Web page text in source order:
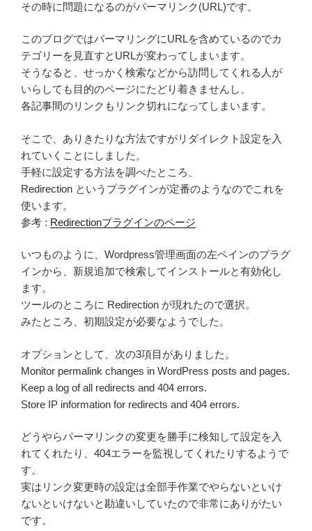
その時に問題になるのがパーマリンク(URL)です。
このブログではパーマリングにURLを含めているのでカ
テゴリーを見直すとURLが変わってしまいます。
そうなると、せっかく検索などから訪問してくれる人が
いらしても目的のページにたどり着きませんし、
各記事間のリンクもリンク切れになってしまいます。
そこで、ありきたりな方法ですがリダイレクト設定を入
れていくことにしました。
手軽に設定する方法を調べたところ、
Redirection というプラグインが定番のようなのでこれを
使います。
参考 : Redirectionプラグインのページ
いつものように、Wordpress管理画面の左ペインのプラグ
インから、新規追加で検索してインストールと有効化し
ます。
ツールのところに Redirection が現れたので選択。
みたところ、初期設定が必要なようでした。
オプションとして、次の3項目がありました。
Monitor permalink changes in WordPress posts and pages.
Keep a log of all redirects and 404 errors.
Store IP information for redirects and 404 errors.
どうやらパーマリンクの変更を勝手に検知して設定を入
れてくれたり、404エラーを監視してくれたりするようで
す。
実はリンク変更時の設定は全部手作業でやらないといけ
ないといけないと勘違いしていたので非常にありがたい
です。